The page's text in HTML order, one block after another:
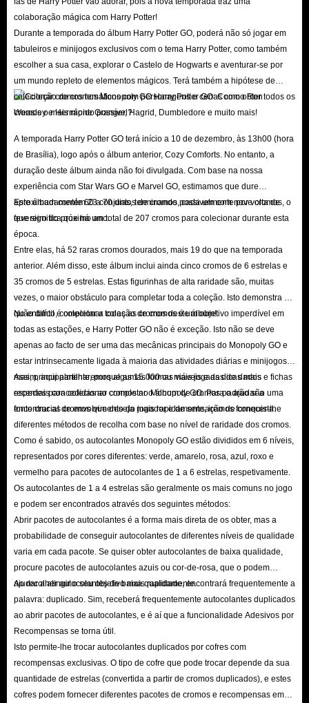
colaboração mágica com Harry Potter!
Durante a temporada do álbum Harry Potter GO, poderá não só jogar em
tabuleiros e minijogos exclusivos com o tema Harry Potter, como também
escolher a sua casa, explorar o Castelo de Hogwarts e aventurar-se por
um mundo repleto de elementos mágicos. Terá também a hipótese de
colecionar cromos temáticos com personagens e cenas como Ron
Weasley e Hermione Granger, Hagrid, Dumbledore e muito mais!
A temporada Harry Potter GO terá início a 10 de dezembro, às 13h00 (hora
de Brasília), logo após o álbum anterior, Cozy Comforts. No entanto, a
duração deste álbum ainda não foi divulgada. Com base na nossa
experiência com Star Wars GO e Marvel GO, estimamos que dure
aproximadamente 60 a 70 dias, terminando possivelmente por volta de
fevereiro do próximo ano.
Este álbum contém 23 conjuntos de cromos, cada um com nove cromos, o
que significa que há um total de 207 cromos para colecionar durante esta
época.
Entre elas, há 52 raras cromos dourados, mais 19 do que na temporada
anterior. Além disso, este álbum inclui ainda cinco cromos de 6 estrelas e
35 cromos de 5 estrelas. Estas figurinhas de alta raridade são, muitas
vezes, o maior obstáculo para completar toda a coleção. Isto demonstra o
quão difícil é colecionar todas as cromos deste álbum!
No entanto, completar a coleção de cromos é um objetivo imperdível em
todas as estações, e Harry Potter GO não é exceção. Isto não se deve
apenas ao facto de ser uma das mecânicas principais do Monopoly GO e
estar intrinsecamente ligada à maioria das atividades diárias e minijogos,
mas, principalmente, porque as 15.000 ou mais jogadas de dados e fichas
especiais concedidas ao completar o álbum de cromos padrão são uma
fonte crucial de envolvimento do jogador e de sensação de conquista.
Assim, aqui partilharemos algumas formas viáveis ​​e as dicas mais
recentes para colecionar cromos no Monopoly GO. Para o ajudar a
encontrar as cromos que deseja mais rapidamente, iremos fornecer-lhe
diferentes métodos de recolha com base no nível de raridade dos cromos.
Como é sabido, os autocolantes Monopoly GO estão divididos em 6 níveis,
representados por cores diferentes: verde, amarelo, rosa, azul, roxo e
vermelho para pacotes de autocolantes de 1 a 6 estrelas, respetivamente.
Os autocolantes de 1 a 4 estrelas são geralmente os mais comuns no jogo
e podem ser encontrados através dos seguintes métodos:
Abrir pacotes de autocolantes é a forma mais direta de os obter, mas a
probabilidade de conseguir autocolantes de diferentes níveis de qualidade
varia em cada pacote. Se quiser obter autocolantes de baixa qualidade,
procure pacotes de autocolantes azuis ou cor-de-rosa, que o podem
ajudar a atingir o seu objetivo mais rapidamente.
Ao recolher autocolantes de baixa qualidade, encontrará frequentemente a
palavra: duplicado. Sim, receberá frequentemente autocolantes duplicados
ao abrir pacotes de autocolantes, e é aí que a funcionalidade Adesivos por
Recompensas se torna útil.
Isto permite-lhe trocar autocolantes duplicados por cofres com
recompensas exclusivas. O tipo de cofre que pode trocar depende da sua
quantidade de estrelas (convertida a partir de cromos duplicados), e estes
cofres podem fornecer diferentes pacotes de cromos e recompensas em